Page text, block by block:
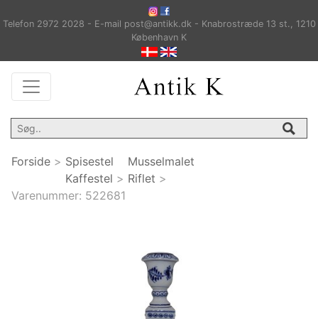
Telefon 2972 2028 - E-mail post@antikk.dk - Knabrostræde 13 st., 1210
København K
Forside > Spisestel
Kaffestel >
Musselmalet
Riflet >
Varenummer: 522681